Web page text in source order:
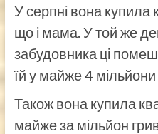
У серпні вона купила
що і мама. У той же
забудовника ці
їй у майже 4 мільйони
Також вона купила
майже за мільйон